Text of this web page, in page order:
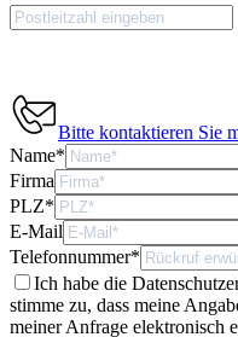
Bitte kontaktieren Sie
Name*
Firma
PLZ*
E-Mail
Telefonnummer*
Ich habe die
stimme zu, dass meine
meiner Anfrage elektronisch